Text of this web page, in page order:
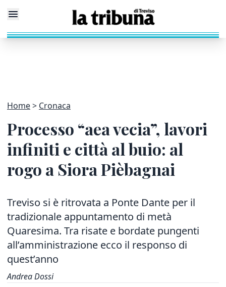
Home Cronaca
Processo “aea vecia”, lavori
infiniti e città al buio: al
rogo a Siora Pièbagnai
Treviso si è ritrovata a Ponte Dante per il
tradizionale appuntamento di metà
Quaresima. Tra risate e bordate pungenti
all’amministrazione ecco il responso di
quest’anno
Andrea Dossi